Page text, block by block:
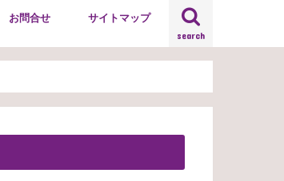
search
お問合せ サイトマップ